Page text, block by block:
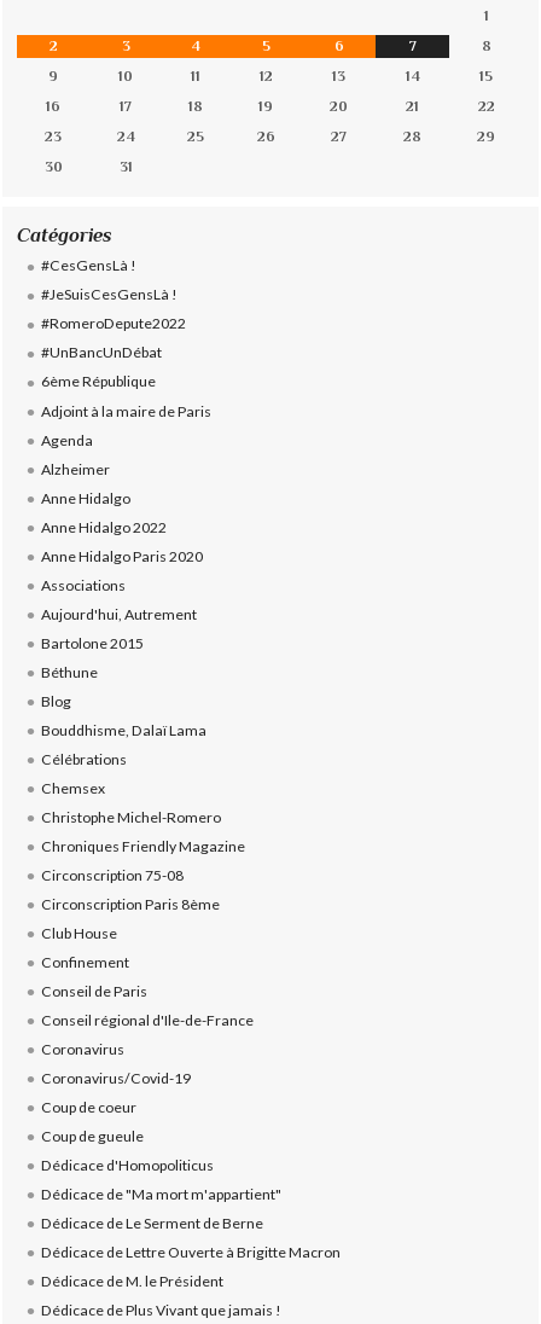
1
2
3 4 5 6 7
8
9
10 11 12 13 14
15
16
17 18 19 20 21
22
23
24 25 26 27 28
29
30
31
Catégories
#CesGensLà !
#JeSuisCesGensLà !
#RomeroDepute2022
#UnBancUnDébat
6ème République
Adjoint à la maire de Paris
Agenda
Alzheimer
Anne Hidalgo
Anne Hidalgo 2022
Anne Hidalgo Paris 2020
Associations
Aujourd'hui, Autrement
Bartolone 2015
Béthune
Blog
Bouddhisme, Dalaï Lama
Célébrations
Chemsex
Christophe Michel-Romero
Chroniques Friendly Magazine
Circonscription 75-08
Circonscription Paris 8ème
Club House
Confinement
Conseil de Paris
Conseil régional d'Ile-de-France
Coronavirus
Coronavirus/Covid-19
Coup de coeur
Coup de gueule
Dédicace d'Homopoliticus
Dédicace de "Ma mort m'appartient"
Dédicace de Le Serment de Berne
Dédicace de Lettre Ouverte à Brigitte Macron
Dédicace de M. le Président
Dédicace de Plus Vivant que jamais !